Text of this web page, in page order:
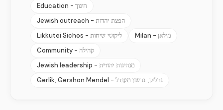
Education - חינוך
Jewish outreach - הפצת יהדות
Likkutei Sichos - ליקוטי שיחות Milan - מילאן
Community - קהילה
Jewish leadership - מנהיגות יהודית
Gerlik, Gershon Mendel - גרליק, גרשון מענדל